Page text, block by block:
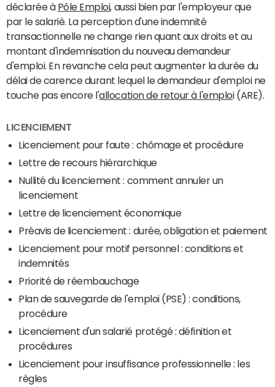
déclarée à Pôle Emploi, aussi bien par l'employeur que
par le salarié. La perception d'une indemnité
transactionnelle ne change rien quant aux droits et au
montant d'indemnisation du nouveau demandeur
d'emploi. En revanche cela peut augmenter la durée du
délai de carence durant lequel le demandeur d'emploi ne
touche pas encore l'allocation de retour à l'emploi (ARE).
LICENCIEMENT
Licenciement pour faute : chômage et procédure
Lettre de recours hiérarchique
Nullité du licenciement : comment annuler un
licenciement
Lettre de licenciement économique
Préavis de licenciement : durée, obligation et paiement
Licenciement pour motif personnel : conditions et
indemnités
Priorité de réembauchage
Plan de sauvegarde de l'emploi (PSE) : conditions,
procédure
Licenciement d'un salarié protégé : définition et
procédures
Licenciement pour insuffisance professionnelle : les
règles